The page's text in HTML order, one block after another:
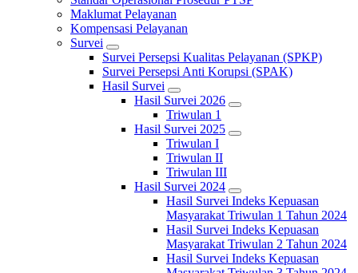
Maklumat Pelayanan
Kompensasi Pelayanan
Survei
Survei Persepsi Kualitas Pelayanan (SPKP)
Survei Persepsi Anti Korupsi (SPAK)
Hasil Survei
Hasil Survei 2026
Triwulan 1
Hasil Survei 2025
Triwulan I
Triwulan II
Triwulan III
Hasil Survei 2024
Hasil Survei Indeks Kepuasan
Masyarakat Triwulan 1 Tahun 2024
Hasil Survei Indeks Kepuasan
Masyarakat Triwulan 2 Tahun 2024
Hasil Survei Indeks Kepuasan